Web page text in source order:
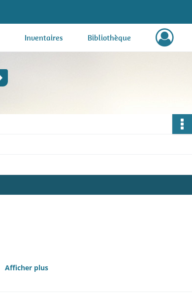
Inventaires Bibliothèque
Afficher plus